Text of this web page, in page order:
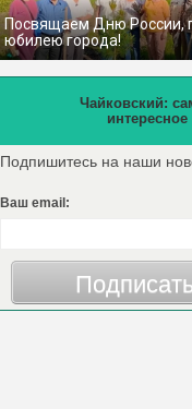
Посвящаем Дню России,
юбилею города!
Чайковский:
интересное
Подпишитесь на наши
Ваш email: